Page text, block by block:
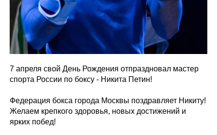
7 апреля свой День Рождения отпраздновал мастер
спорта России по боксу - Никита Петин!
Федерация бокса города Москвы поздравляет Никиту!
Желаем крепкого здоровья, новых достижений и
ярких побед!